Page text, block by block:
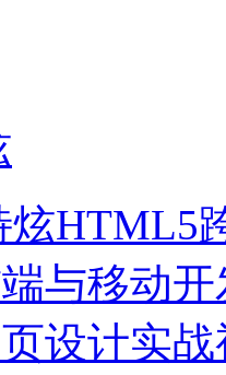
炫HTML5
与移动开
设计实战